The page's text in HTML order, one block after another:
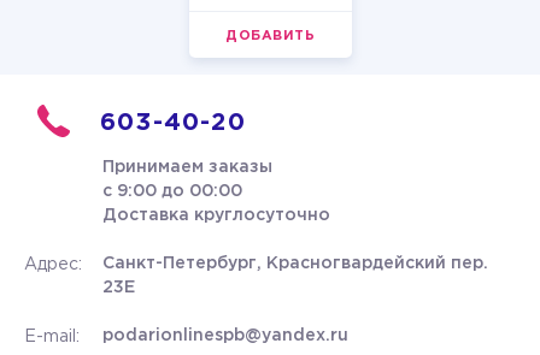
ДОБАВИТЬ
603-40-20
Принимаем заказы
с 9:00 до 00:00
Доставка круглосуточно
Адрес:
Санкт-Петербург, Красногвардейский пер.
23Е
E-mail: podarionlinespb@yandex.ru